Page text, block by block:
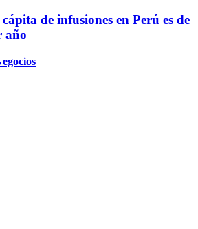
de infusiones en Perú es de
año